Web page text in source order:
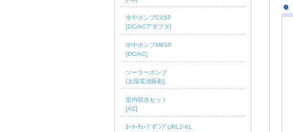
水中ポンプC4SP
[DC/ACアダプタ]
水中ポンプM6SP
[DC/AC]
ソーラーポンプ
[太陽電池駆動]
室内噴水セット
[AC]
ﾛｰﾗｰﾁｭｰﾌﾞﾎﾟﾝﾌﾟURL2-KL